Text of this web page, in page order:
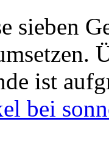
sieben
ist
bei